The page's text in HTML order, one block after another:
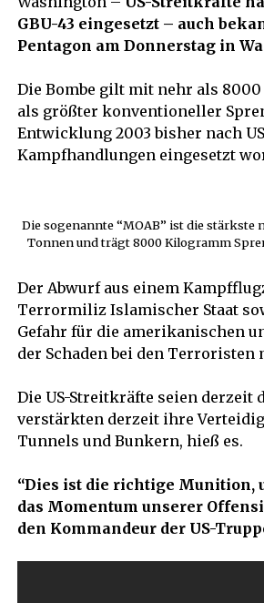
GBU-43 eingesetzt – auch
Pentagon am Donnerstag in
Die Bombe gilt mit nehr als
als größter konventioneller
Entwicklung 2003 bisher nach
Kampfhandlungen eingesetzt
Die sogenannte “MOAB” ist die stärkste
Tonnen und trägt 8000 Kilogramm
Der Abwurf aus einem
Terrormiliz Islamischer Staat
Gefahr für die amerikanischen
der Schaden bei den Terroristen
Die US-Streitkräfte seien derzeit
verstärkten derzeit ihre
Tunnels und Bunkern, hieß es.
“Dies ist die richtige Munition,
das Momentum unserer
den Kommandeur der US-